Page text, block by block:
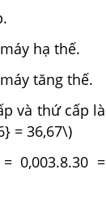
hạ thế.
tăng thế.
và thứ cấp là
= 36,67\)
0,003.8.30 =